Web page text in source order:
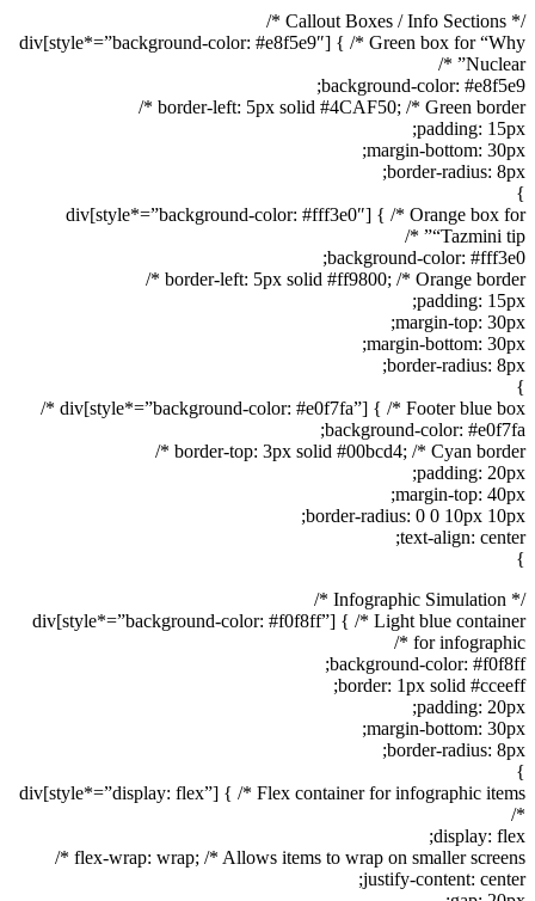
/* Callout Boxes / Info Sections */
div[style*=”background-color: #e8f5e9″] { /* Green box for “Why
Nuclear” */
background-color: #e8f5e9;
border-left: 5px solid #4CAF50; /* Green border */
padding: 15px;
margin-bottom: 30px;
border-radius: 8px;
}
div[style*=”background-color: #fff3e0″] { /* Orange box for
“Tazmini tip” */
background-color: #fff3e0;
border-left: 5px solid #ff9800; /* Orange border */
padding: 15px;
margin-top: 30px;
margin-bottom: 30px;
border-radius: 8px;
}
div[style*=”background-color: #e0f7fa”] { /* Footer blue box */
background-color: #e0f7fa;
border-top: 3px solid #00bcd4; /* Cyan border */
padding: 20px;
margin-top: 40px;
border-radius: 0 0 10px 10px;
text-align: center;
}
/* Infographic Simulation */
div[style*=”background-color: #f0f8ff”] { /* Light blue container
for infographic */
background-color: #f0f8ff;
border: 1px solid #cceeff;
padding: 20px;
margin-bottom: 30px;
border-radius: 8px;
}
div[style*=”display: flex”] { /* Flex container for infographic items
*/
display: flex;
flex-wrap: wrap; /* Allows items to wrap on smaller screens */
justify-content: center;